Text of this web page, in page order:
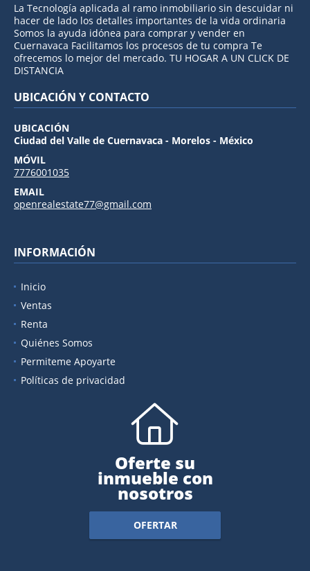
La Tecnología aplicada al ramo inmobiliario sin descuidar ni
hacer de lado los detalles importantes de la vida ordinaria
Somos la ayuda idónea para comprar y vender en
Cuernavaca Facilitamos los procesos de tu compra Te
ofrecemos lo mejor del mercado. TU HOGAR A UN CLICK DE
DISTANCIA
UBICACIÓN Y CONTACTO
UBICACIÓN
Ciudad del Valle de Cuernavaca - Morelos - México
MÓVIL
7776001035
EMAIL
openrealestate77@gmail.com
INFORMACIÓN
Inicio
Ventas
Renta
Quiénes Somos
Permiteme Apoyarte
Políticas de privacidad
Oferte su
inmueble con
nosotros
OFERTAR